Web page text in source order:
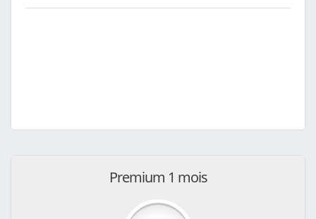
Premium 1 mois